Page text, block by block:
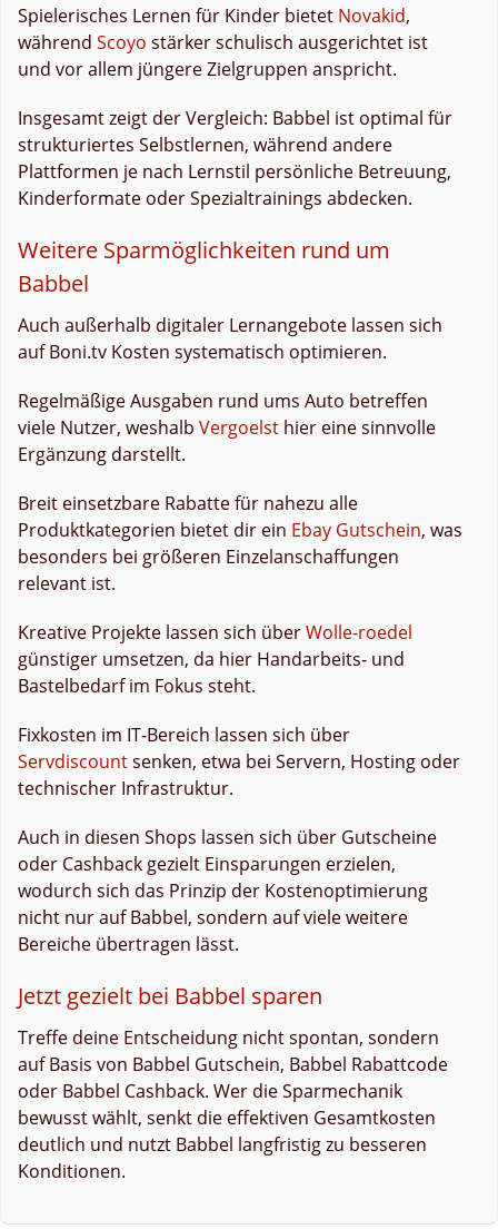
Spielerisches Lernen für Kinder bietet Novakid,
während Scoyo stärker schulisch ausgerichtet ist
und vor allem jüngere Zielgruppen anspricht.
Insgesamt zeigt der Vergleich: Babbel ist optimal für
strukturiertes Selbstlernen, während andere
Plattformen je nach Lernstil persönliche Betreuung,
Kinderformate oder Spezialtrainings abdecken.
Weitere Sparmöglichkeiten rund um
Babbel
Auch außerhalb digitaler Lernangebote lassen sich
auf Boni.tv Kosten systematisch optimieren.
Regelmäßige Ausgaben rund ums Auto betreffen
viele Nutzer, weshalb Vergoelst hier eine sinnvolle
Ergänzung darstellt.
Breit einsetzbare Rabatte für nahezu alle
Produktkategorien bietet dir ein Ebay Gutschein, was
besonders bei größeren Einzelanschaffungen
relevant ist.
Kreative Projekte lassen sich überWolle-roedel
günstiger umsetzen, da hier Handarbeits‑ und
Bastelbedarf im Fokus steht.
Fixkosten im IT‑Bereich lassen sich über
Servdiscountsenken, etwa bei Servern, Hosting oder
technischer Infrastruktur.
Auch in diesen Shops lassen sich über Gutscheine
oder Cashback gezielt Einsparungen erzielen,
wodurch sich das Prinzip der Kostenoptimierung
nicht nur auf Babbel, sondern auf viele weitere
Bereiche übertragen lässt.
Jetzt gezielt bei Babbel sparen
Treffe deine Entscheidung nicht spontan, sondern
auf Basis von Babbel Gutschein, Babbel Rabattcode
oder Babbel Cashback. Wer die Sparmechanik
bewusst wählt, senkt die effektiven Gesamtkosten
deutlich und nutzt Babbel langfristig zu besseren
Konditionen.